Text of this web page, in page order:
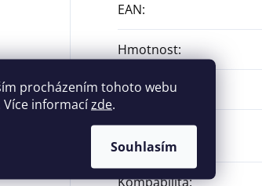
procházením tohoto webu
Více informacízde.
Souhlasím
EAN:
Hmotnost:
Příslušenství
Kompabilita: